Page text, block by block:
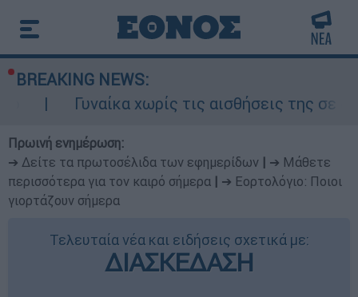
BREAKING NEWS:
χωρίς τις αισθήσεις της σε ακάλυπτο
Πρωινή ενημέρωση:
➔ Δείτε τα πρωτοσέλιδα των εφημερίδων
➔ Μάθετε
περισσότερα για τον καιρό σήμερα
➔ Εορτολόγιο: Ποιοι
γιορτάζουν σήμερα
Τελευταία νέα και ειδήσεις σχετικά με:
ΔΙΑΣΚΕΔΑΣΗ